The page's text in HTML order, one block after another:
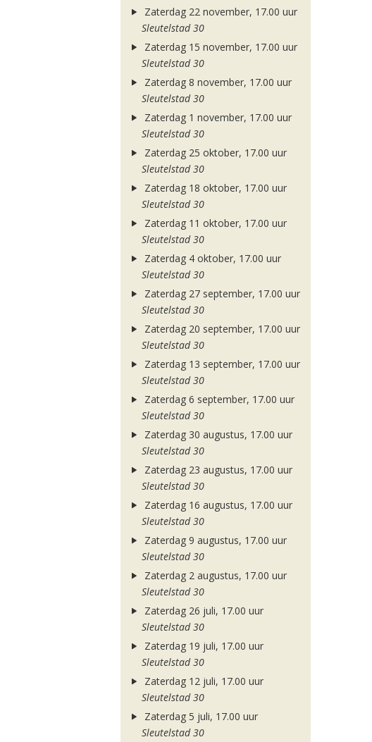
Zaterdag 22 november, 17.00 uur
Sleutelstad 30
Zaterdag 15 november, 17.00 uur
Sleutelstad 30
Zaterdag 8 november, 17.00 uur
Sleutelstad 30
Zaterdag 1 november, 17.00 uur
Sleutelstad 30
Zaterdag 25 oktober, 17.00 uur
Sleutelstad 30
Zaterdag 18 oktober, 17.00 uur
Sleutelstad 30
Zaterdag 11 oktober, 17.00 uur
Sleutelstad 30
Zaterdag 4 oktober, 17.00 uur
Sleutelstad 30
Zaterdag 27 september, 17.00 uur
Sleutelstad 30
Zaterdag 20 september, 17.00 uur
Sleutelstad 30
Zaterdag 13 september, 17.00 uur
Sleutelstad 30
Zaterdag 6 september, 17.00 uur
Sleutelstad 30
Zaterdag 30 augustus, 17.00 uur
Sleutelstad 30
Zaterdag 23 augustus, 17.00 uur
Sleutelstad 30
Zaterdag 16 augustus, 17.00 uur
Sleutelstad 30
Zaterdag 9 augustus, 17.00 uur
Sleutelstad 30
Zaterdag 2 augustus, 17.00 uur
Sleutelstad 30
Zaterdag 26 juli, 17.00 uur
Sleutelstad 30
Zaterdag 19 juli, 17.00 uur
Sleutelstad 30
Zaterdag 12 juli, 17.00 uur
Sleutelstad 30
Zaterdag 5 juli, 17.00 uur
Sleutelstad 30